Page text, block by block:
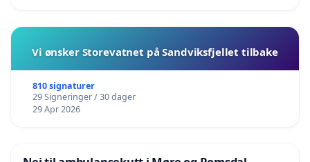
Vi ønsker Storevatnet på Sandviksfjellet tilbake
810 signaturer
29 Signeringer / 30 dager
29 Apr 2026